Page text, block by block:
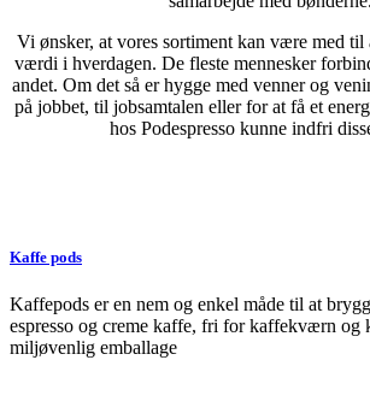
Vi ønsker, at vores sortiment kan være med til
værdi i hverdagen. De fleste mennesker
andet. Om det så er hygge med venner og
på jobbet, til jobsamtalen eller for at få et
hos Podespresso kunne indfri
Kaffe pods
Kaffepods er en nem og enkel måde til at
espresso og creme kaffe, fri for kaffekværn og
miljøvenlig emballage